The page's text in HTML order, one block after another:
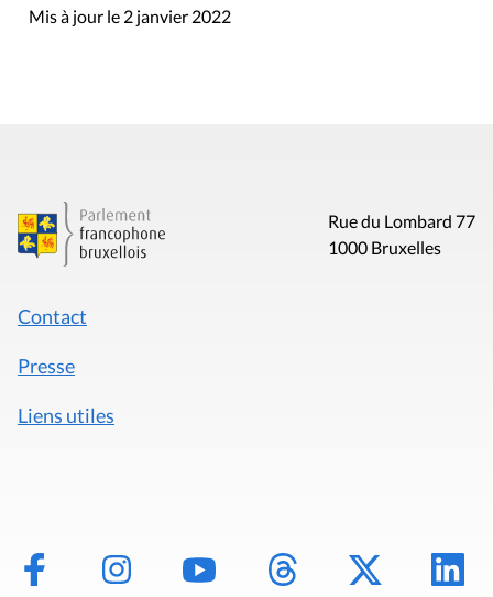
Mis à jour le 2 janvier 2022
Rue du Lombard 77
1000 Bruxelles
Contact
Presse
Liens utiles